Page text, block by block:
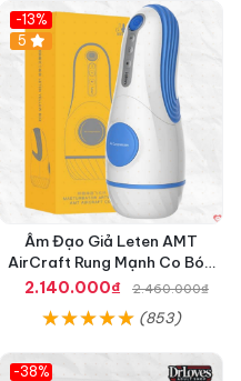
-13%
5
Âm Đạo Giả Leten AMT
AirCraft Rung Mạnh Co Bóp
Massage Êm Ái
2.140.000₫ 2.460.000₫
(853)
-38%